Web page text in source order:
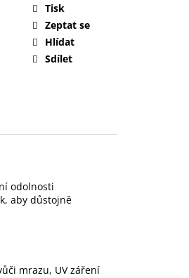
Tisk
Zeptat se
Hlídat
Sdílet
odolnosti
aby důstojně
mrazu, UV záření